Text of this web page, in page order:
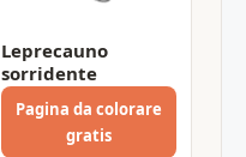
Leprecauno
sorridente
Pagina da colorare
gratis